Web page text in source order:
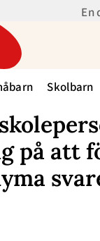
En
Skolbarn
på att